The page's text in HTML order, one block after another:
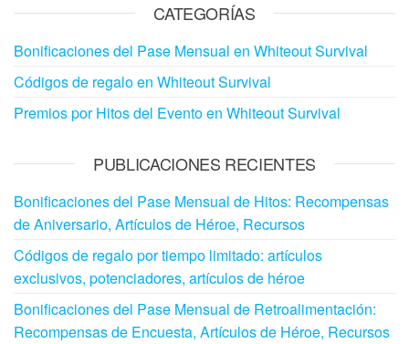
CATEGORÍAS
Bonificaciones del Pase Mensual en Whiteout Survival
Códigos de regalo en Whiteout Survival
Premios por Hitos del Evento en Whiteout Survival
PUBLICACIONES RECIENTES
Bonificaciones del Pase Mensual de Hitos: Recompensas
de Aniversario, Artículos de Héroe, Recursos
Códigos de regalo por tiempo limitado: artículos
exclusivos, potenciadores, artículos de héroe
Bonificaciones del Pase Mensual de Retroalimentación:
Recompensas de Encuesta, Artículos de Héroe, Recursos